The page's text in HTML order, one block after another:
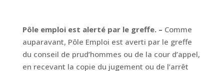
Pôle emploi est alerté par le greffe. – Comme
auparavant, Pôle Emploi est averti par le greffe
du conseil de prud’hommes ou de la cour d’appel,
en recevant la copie du jugement ou de l’arrêt